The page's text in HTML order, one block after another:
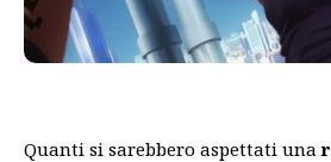
Quanti si sarebbero aspettati unar